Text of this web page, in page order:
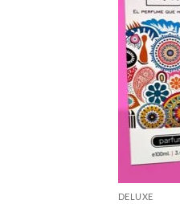
DELUXE